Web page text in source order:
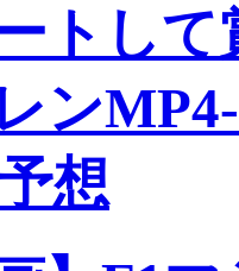
トして
ン
想